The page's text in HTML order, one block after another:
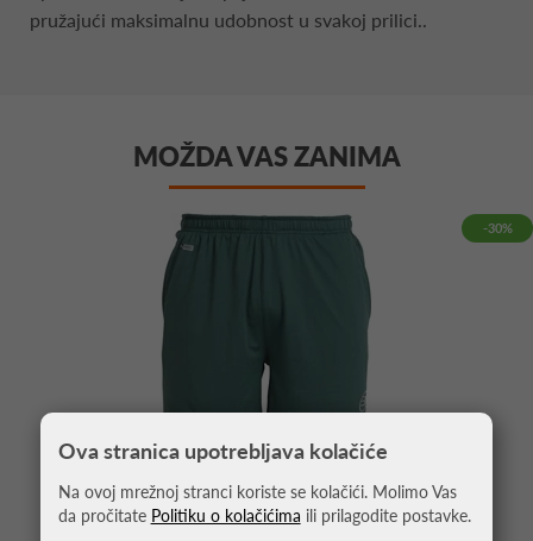
pružajući maksimalnu udobnost u svakoj prilici..
MOŽDA VAS ZANIMA
-30%
Ova stranica upotrebljava kolačiće
Na ovoj mrežnoj stranci koriste se kolačići. Molimo Vas
da pročitate Politiku o kolačićima ili prilagodite postavke.